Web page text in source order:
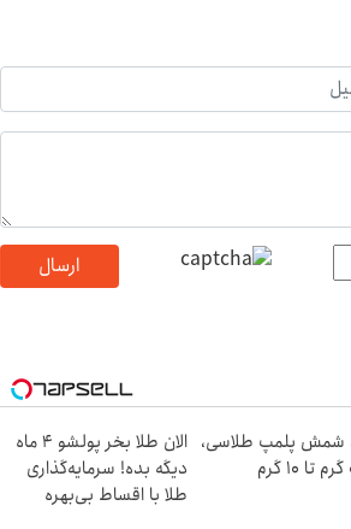
ارسال
شمش پلمپ طلاسی،
الان طلا بخر پولشو 4 ماه
دیگه بده! سرمایه‌گذاری
طلا با اقساط بی‌بهره